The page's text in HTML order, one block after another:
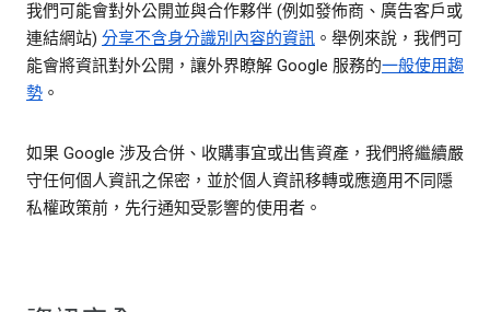
我們可能會對外公開並與合作夥伴 (例如發佈商、廣告客戶或
連結網站) 分享不含身分識別內容的資訊 。舉例來說，我們可
能會將資訊對外公開，讓外界瞭解 Google 服務的一般使用趨
勢 。
如果 Google 涉及合併、收購事宜或出售資產，我們將繼續嚴
守任何個人資訊之保密，並於個人資訊移轉或應適用不同隱
私權政策前，先行通知受影響的使用者。